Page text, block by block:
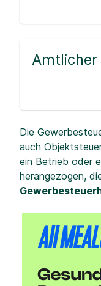
Amtlicher
Die
auch
ein Betrieb oder
herangezogen,